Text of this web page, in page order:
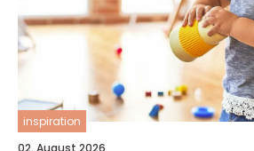
inspiration
02. August 2026